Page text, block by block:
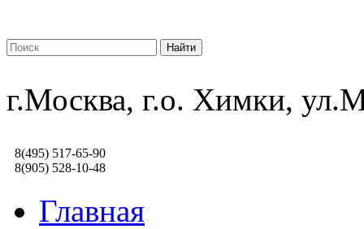
г.Москва, г.о. Химки,
8(495) 517-65-90
8(905) 528-10-48
Главная